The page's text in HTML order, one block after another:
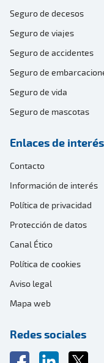
Seguro de decesos
Seguro de viajes
Seguro de accidentes
Seguro de
Seguro de vida
Seguro de mascotas
Enlaces de interés
Contacto
Información de interés
Política de privacidad
Protección de datos
Canal Ético
Política de cookies
Aviso legal
Mapa web
Redes sociales